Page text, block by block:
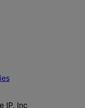
IP, Inc